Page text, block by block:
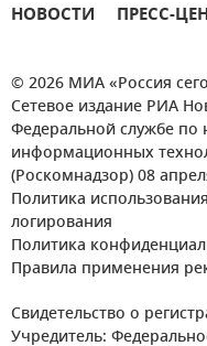
НОВОСТИ ПРЕСС-
© 2026 МИА «Россия
Сетевое издание РИА
Федеральной службе по
информационных
(Роскомнадзор) 08
Политика
логирования
Политика
Правила применения
Свидетельство о
Учредитель: